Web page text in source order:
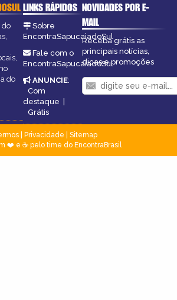
do
do
LINKS RÁPIDOS
Sobre
EncontraSapucaiadoSul
Fale com o
EncontraSapucaiadoSul
ANUNCIE:
Com
destaque |
Grátis
NOVIDADES POR E-
MAIL
Receba grátis as
principais notícias,
dicas e promoções
| Privacidade
Sitemap
❤️ e ☕ pelo time do EncontraBrasil